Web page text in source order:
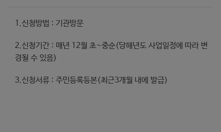
1.신청방법 : 기관방문
2.신청기간 : 매년 12월 초~중순(당해년도 사업일정에 따라 변
경될 수 있음)
3.신청서류 : 주민등록등본(최근3개월 내에 발급)